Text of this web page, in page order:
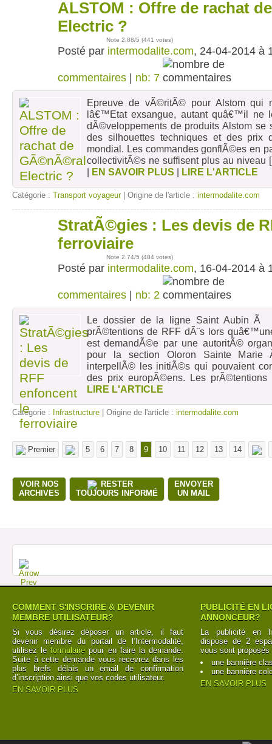
ALSTOM : Offre de rachat
Electric ?
Note 2.88/5 (441 votes)
Posté par intermodalite.com, 24-04-2014 à
commentaires | nb: 7
Epreuve de vÃ©ritÃ© pour Alstom qui
lâ€™Etat exsangue, autant quâ€™il ne
dÃ©veloppements de produits Alstom
des silhouettes techniques et des prix
mondial. Les commandes gonflÃ©es en
collectivitÃ©s ne suffisent plus au niveau
| EN SAVOIR PLUS | LIRE L'ARTICLE
Catégorie : Transport voyageur| Origine de l'article : intermodalite.com
StratÃ©gies : Les devis de
ferroviaire
Note 2.74/5 (484 votes)
Posté par intermodalite.com, 16-04-2014 à
commentaires | nb: 2
Le dossier de la ligne Saint Aubin Ã
prÃ©tentions de RFF dÃ¨s lors
est demandÃ©e par une autoritÃ©
pour la section Oloron Sainte
interpellÃ© les initiÃ©s qui pouvaient
des prix europÃ©ens. Les prÃ©tentions
LIRE L'ARTICLE
Catégorie : Infrastructure | Origine de l'article : intermodalite.com
Premier 5 6 7 8 9 10 11 12 13 14
VOIR NOS
ARCHIVES
RESTER
TOUJOURS INFORMÉ
ENVOYER
UN MAIL
COMMENT S'INSCRIRE & DEVENIR
MEMBRE UTILISATEUR?
Si vous désirez déposer un article, il faut
devenir membre du portail de l’Intermodalité,
utilisez leformulaire pour en faire la demande.
Suite à cette demande vous recevrez dans les
plus brefs délais un email de confirmation
d’inscription ainsi que vos codes utilisateur.
EN SAVOIR PLUS
PUBLICITÉ EN
ANNONCEUR?
La publicité en
dispose de 2
vous sont proposés
une bannière
une bannière
EN SAVOIR PLUS